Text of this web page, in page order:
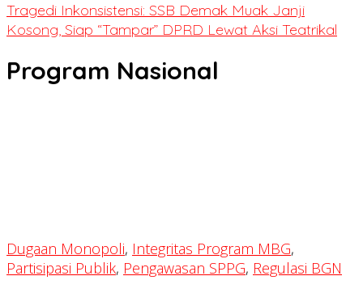
Tragedi Inkonsistensi: SSB Demak Muak Janji
Kosong, Siap “Tampar” DPRD Lewat Aksi Teatrikal
Program Nasional
Dugaan Monopoli, Integritas Program MBG,
Partisipasi Publik, Pengawasan SPPG, Regulasi BGN